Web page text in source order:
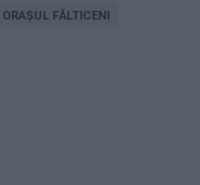
ORAȘUL FĂLTICENI